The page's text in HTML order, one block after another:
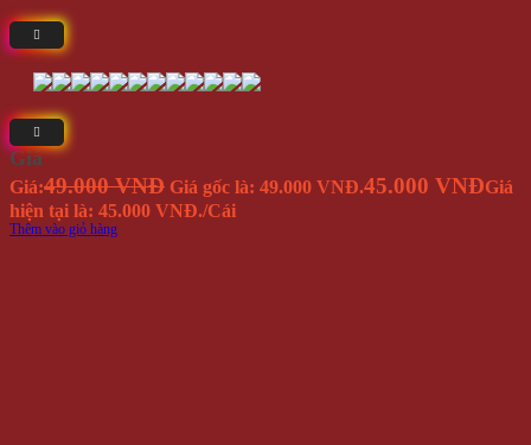
Giá
Giá:49.000 VNĐ Giá gốc là: 49.000 VNĐ.45.000 VNĐGiá
hiện tại là: 45.000 VNĐ./Cái
Thêm vào giỏ hàng